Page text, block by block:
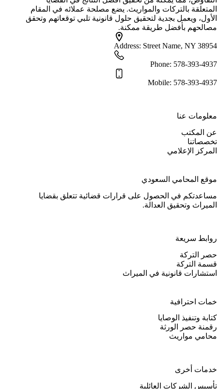
المتعلقة بالتركات والمواريث. يضع مصلحة عملائه في المقام
الأول، ويعمل بجدية لتحقيق حلول قانونية تلبي توقعاتهم وتحقق
مصالحهم بأفضل طريقة ممكنة.
Address: Street Name, NY 38954
Phone: 578-393-4937
Mobile: 578-393-4937
معلومات عنا
عن المكتب
تخصصاتنا
المركز الإعلامي
موقع المحامي السعودي
مساعدتكم في الحصول على قرارات قضائية تتعلق بقضايا
الميراث وتحقيق العدالة.
روابط سريعة
حصر التركة
قسمة التركة
استشارات قانونية في الميراث
خمات احترافية
كتابة وتنفيذ الوصايا
رقمنة حصر الورثة
محامي مواريث
خدمات أخرى
تأسيس الشركات العائلية